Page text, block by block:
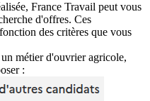
France Travail peut vous
d'offres. Ces
des critères que vous
métier d'ouvrier agricole,
: